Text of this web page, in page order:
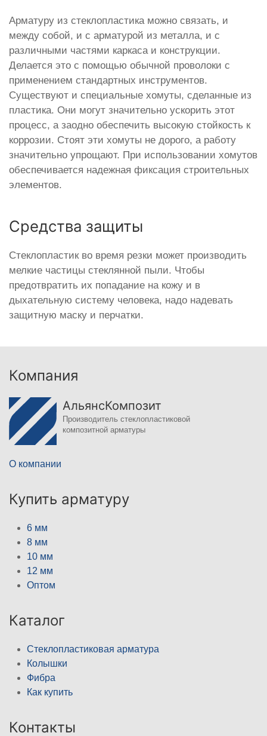
Арматуру из стеклопластика можно связать, и
между собой, и с арматурой из металла, и с
различными частями каркаса и конструкции.
Делается это с помощью обычной проволоки с
применением стандартных инструментов.
Существуют и специальные хомуты, сделанные из
пластика. Они могут значительно ускорить этот
процесс, а заодно обеспечить высокую стойкость к
коррозии. Стоят эти хомуты не дорого, а работу
значительно упрощают. При использовании хомутов
обеспечивается надежная фиксация строительных
элементов.
Средства защиты
Стеклопластик во время резки может производить
мелкие частицы стеклянной пыли. Чтобы
предотвратить их попадание на кожу и в
дыхательную систему человека, надо надевать
защитную маску и перчатки.
Компания
АльянсКомпозит
Производитель стеклопластиковой
композитной арматуры
О компании
Купить арматуру
6 мм
8 мм
10 мм
12 мм
Оптом
Каталог
Стеклопластиковая арматура
Колышки
Фибра
Как купить
Контакты